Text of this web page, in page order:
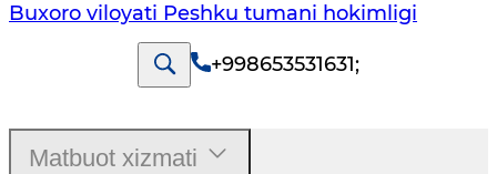
Buxoro viloyati Peshku tumani hokimligi
+998653531631;
Matbuot xizmati